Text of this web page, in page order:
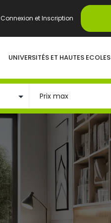
Connexion et Inscription
UNIVERSITÉS ET HAUTES ECOLES